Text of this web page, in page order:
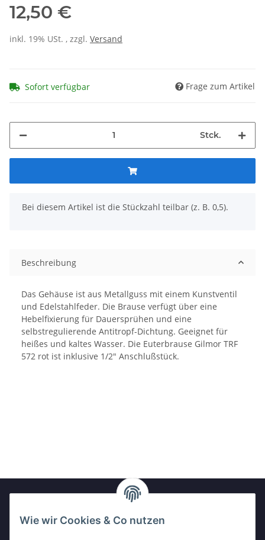
12,50 €
inkl. 19% USt. , zzgl. Versand
Sofort verfügbar Frage zum Artikel
Stck.
x
Bei diesem Artikel ist die Stückzahl teilbar (z. B. 0,5).
Beschreibung
Das Gehäuse ist aus Metallguss mit einem Kunstventil
und Edelstahlfeder. Die Brause verfügt über eine
Hebelfixierung für Dauersprühen und eine
selbstregulierende Antitropf-Dichtung. Geeignet für
heißes und kaltes Wasser. Die Euterbrause Gilmor TRF
572 rot ist inklusive 1/2" Anschlußstück.
Newsletter Abonnieren
Wie wir Cookies & Co nutzen